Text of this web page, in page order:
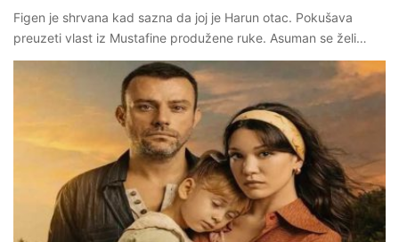
Figen je shrvana kad sazna da joj je Harun otac. Pokušava
preuzeti vlast iz Mustafine produžene ruke. Asuman se želi…